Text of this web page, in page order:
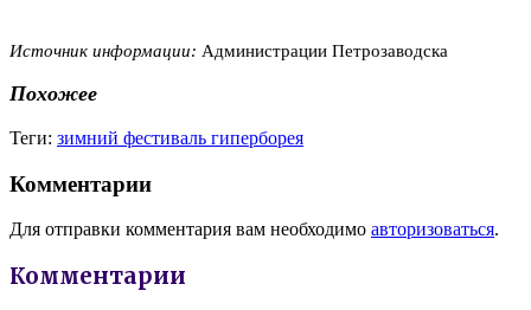
Источник информации: Администрации Петрозаводска
Похожее
Теги: зимний фестиваль гиперборея
Комментарии
Для отправки комментария вам необходимо авторизоваться.
Комментарии